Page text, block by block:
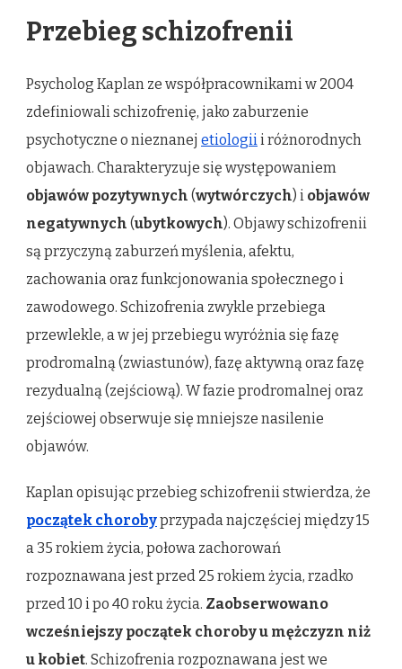
Przebieg schizofrenii
Psycholog Kaplan ze współpracownikami w 2004
zdefiniowali schizofrenię, jako zaburzenie
psychotyczne o nieznanej etiologii i różnorodnych
objawach. Charakteryzuje się występowaniem
objawów pozytywnych (wytwórczych) i objawów
negatywnych (ubytkowych). Objawy schizofrenii
są przyczyną zaburzeń myślenia, afektu,
zachowania oraz funkcjonowania społecznego i
zawodowego. Schizofrenia zwykle przebiega
przewlekle, a w jej przebiegu wyróżnia się fazę
prodromalną (zwiastunów), fazę aktywną oraz fazę
rezydualną (zejściową). W fazie prodromalnej oraz
zejściowej obserwuje się mniejsze nasilenie
objawów.
Kaplan opisując przebieg schizofrenii stwierdza, że
początek chorobyprzypada najczęściej między 15
a 35 rokiem życia, połowa zachorowań
rozpoznawana jest przed 25 rokiem życia, rzadko
przed 10 i po 40 roku życia. Zaobserwowano
wcześniejszy początek choroby u mężczyzn niż
u kobiet. Schizofrenia rozpoznawana jest we